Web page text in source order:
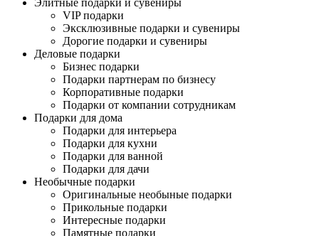
Элитные подарки и сувениры
VIP подарки
Эксклюзивные подарки и сувениры
Дорогие подарки и сувениры
Деловые подарки
Бизнес подарки
Подарки партнерам по бизнесу
Корпоративные подарки
Подарки от компании сотрудникам
Подарки для дома
Подарки для интерьера
Подарки для кухни
Подарки для ванной
Подарки для дачи
Необычные подарки
Оригинальные необыные подарки
Прикольные подарки
Интересные подарки
Памятные подарки